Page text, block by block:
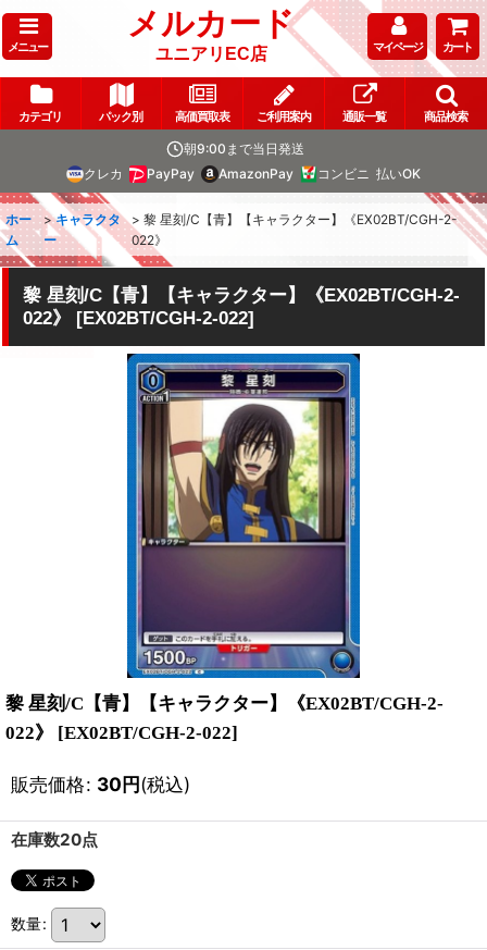
メニュー
メルカード
ユニアリEC店 マイページ カート
カテゴリ パック別 高価買取表 ご利用案内 通販一覧 商品検索
朝9:00まで当日発送
クレカ
PayPay AmazonPay コンビニ 払いOK
ホー
ム
> キャラクタ
ー
> 黎 星刻/C【青】【キャラクター】《EX02BT/CGH-2-
022》
黎 星刻/C【青】【キャラクター】《EX02BT/CGH-2-
022》
[EX02BT/CGH-2-022]
黎 星刻/C【青】【キャラクター】《EX02BT/CGH-2-
022》
[EX02BT/CGH-2-022]
販売価格: 30円(税込)
在庫数20点
数量: